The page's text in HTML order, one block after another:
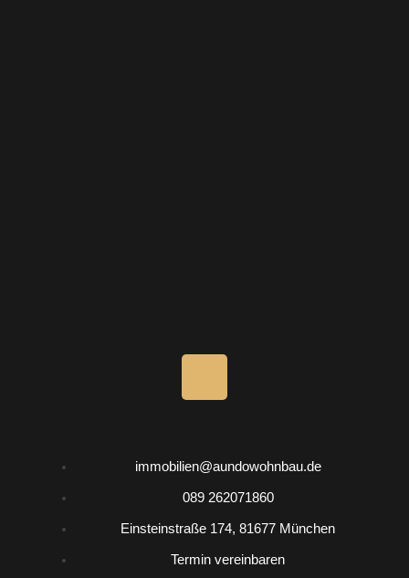
I
n
s
t
a
immobilien@aundowohnbau.de
089 262071860
Einsteinstraße 174, 81677 München
Termin vereinbaren